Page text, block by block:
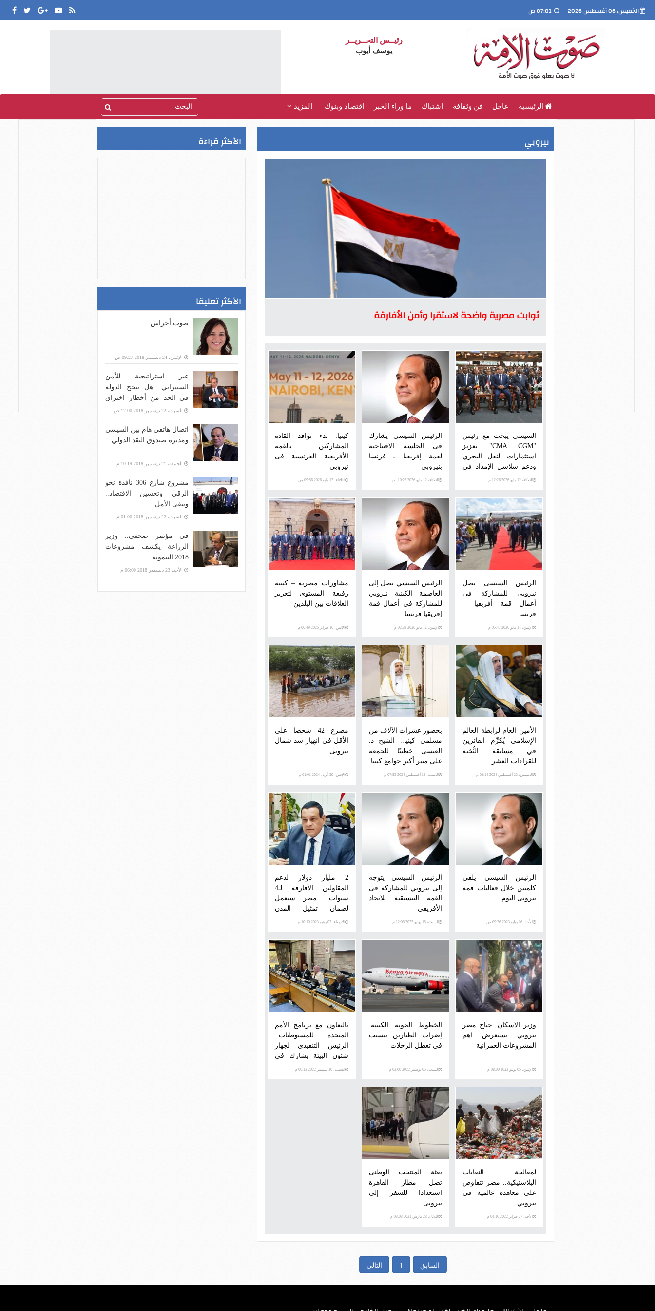
الخميس، 06 أغسطس 2026
رئيــس التحــريــر
يوسف أيوب
الرئيسية عاجل فن وثقافة اشتباك ما وراء الخبر اقتصاد وبنوك المزيد
نيروبي
ثوابت مصرية واضحة لاستقرا وأمن الأفارقة
السيسي يبحث مع رئيس
"CMA CGM" تعزيز
استثمارات النقل البحري
ودعم سلاسل الإمداد في
أفريقيا
الثلاثاء، 12 مايو 2026 12:26 م
الرئيس السيسى يشارك
فى الجلسة الافتتاحية
لقمة إفريقيا ـ فرنسا
بنيروبى
الثلاثاء، 12 مايو 2026 10:23 ص
كينيا: بدء توافد القادة
المشاركين بالقمة
الأفريقية الفرنسية فى
نيروبي
الثلاثاء، 12 مايو 2026 09:56 ص
الرئيس السيسى يصل
نيروبى للمشاركة فى
أعمال قمة أفريقيا –
فرنسا
الإثنين، 11 مايو 2026 05:47 م
الرئيس السيسي يصل إلى
العاصمة الكينية نيروبي
للمشاركة في أعمال قمة
إفريقيا فرنسا
الإثنين، 11 مايو 2026 02:32 م
مشاورات مصرية – كينية
رفيعة المستوى لتعزيز
العلاقات بين البلدين
الإثنين، 16 فبراير 2026 06:49 م
الأمين العام لرابطة العالم
الإسلامي يُكرِّم الفائزين
في مسابقة النُّخبة
للقراءات العشر
الخميس، 22 أغسطس 2024 01:14 م
بحضور عشرات الآلاف من
مسلمي كينيا.. الشيخ د.
العيسى خطيبًا للجمعة
على منبر أكبر جوامع كينيا
الجمعة، 16 أغسطس 2024 07:53 م
مصرع 42 شخصا على
الأقل فى انهيار سد شمال
نيروبى
الإثنين، 29 أبريل 2024 01:01 م
الرئيس السيسى يلقى
كلمتين خلال فعاليات قمة
نيروبى اليوم
الأحد، 16 يوليو 2023 09:36 ص
الرئيس السيسي يتوجه
إلى نيروبي للمشاركة فى
القمة التنسيقية للاتحاد
الأفريقي
السبت، 15 يوليو 2023 12:08 م
2 مليار دولار لدعم
المقاولين الأفارقة لـ4
سنوات.. مصر ستعمل
لضمان تمثيل المدن
الأفريقية في المنتدى
2024
الأربعاء، 07 يونيو 2023 10:10 م
وزير الاسكان: جناح مصر
نيروبي يستعرض اهم
المشروعات العمرانية
الإثنين، 05 يونيو 2023 08:00 م
الخطوط الجوية الكينية:
إضراب الطيارين يتسبب
في تعطل الرحلات
السبت، 05 نوفمبر 2022 03:00 م
بالتعاون مع برنامج الأمم
المتحدة للمستوطنات..
الرئيس التنفيذي لجهاز
شئون البيئة يشارك في
ورشة عمل لعرض مبادرة
السبت، 10 سبتمبر 2022 06:13 م
لمعالجة النفايات
البلاستيكية.. مصر تتفاوض
على معاهدة عالمية في
نيروبي
الأحد، 27 فبراير 2022 04:16 م
بعثة المنتخب الوطنى
تصل مطار القاهرة
استعدادا للسفر إلى
نيروبى
الثلاثاء، 23 مارس 2021 03:03 م
السابق 1 التالى
الأكثر قراءة
الأكثر تعليقا
صوت أجراس
الإثنين، 24 ديسمبر 2018 09:27 ص
عبر استراتيجية للأمن
السيبراني.. هل تنجح الدولة
في الحد من أخطار اختراق
بنية الاتصالات؟
السبت، 22 ديسمبر 2018 12:00 ص
اتصال هاتفي هام بين السيسي
ومديرة صندوق النقد الدولي
الجمعة، 21 ديسمبر 2018 10:19 م
مشروع شارع 306 نافذة نحو
الرقي وتحسين الاقتصاد..
ويبقى الأمل
السبت، 22 ديسمبر 2018 01:00 م
في مؤتمر صحفي.. وزير
الزراعة يكشف مشروعات
2018 التنموية
الأحد، 23 ديسمبر 2018 06:00 م